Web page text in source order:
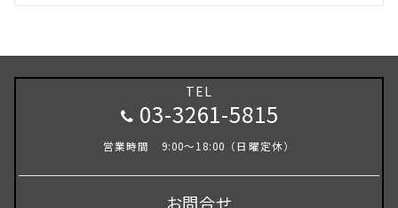
TEL
03-3261-5815
営業時間 9:00～18:00（日曜定休）
お問合せ